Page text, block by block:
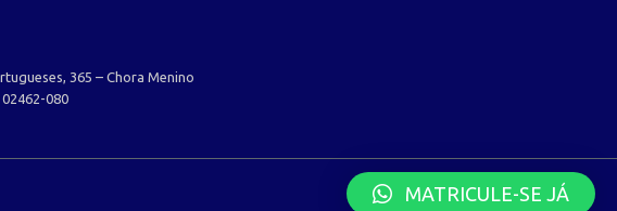
365 – Chora Menino
080
MATRICULE-SE JÁ